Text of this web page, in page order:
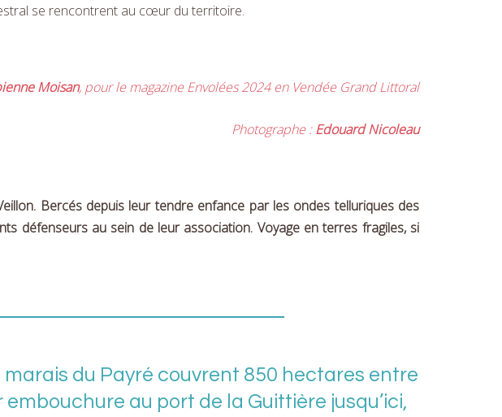
se rencontrent au cœur du territoire.
Moisan, pour le magazine Envolées 2024 en Vendée Grand Littoral
Photographe :Edouard Nicoleau
Bercés depuis leur tendre enfance par les ondes telluriques des
défenseurs au sein de leur association. Voyage en terres fragiles, si
marais du Payré couvrent 850 hectares entre
embouchure au port de la Guittière jusqu’ici,